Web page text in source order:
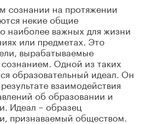
сознании на протяжении
некие общие
наиболее важных для жизни
или предметах. Это
вырабатываемые
Одной из таких
образовательный идеал. Он
взаимодействия
об образовании и
Идеал – образец
признаваемый обществом.